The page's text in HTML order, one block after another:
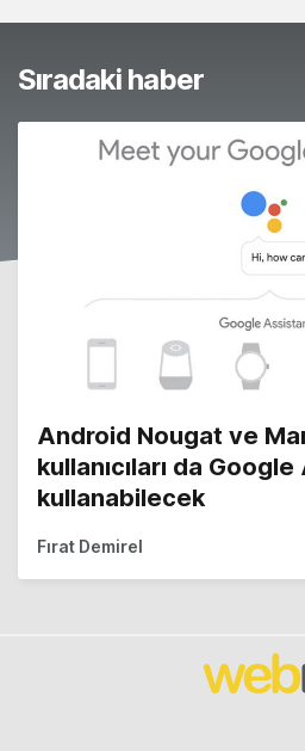
Sıradaki haber
Android Nougat ve
kullanıcıları da Google
kullanabilecek
Fırat Demirel